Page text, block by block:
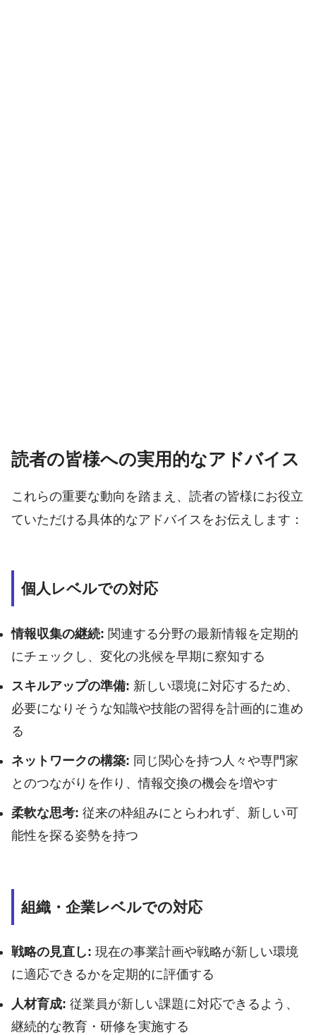
読者の皆様への実用的なアドバイス
これらの重要な動向を踏まえ、読者の皆様にお役立
ていただける具体的なアドバイスをお伝えします：
個人レベルでの対応
情報収集の継続: 関連する分野の最新情報を定期的
にチェックし、変化の兆候を早期に察知する
スキルアップの準備: 新しい環境に対応するため、
必要になりそうな知識や技能の習得を計画的に進め
る
ネットワークの構築: 同じ関心を持つ人々や専門家
とのつながりを作り、情報交換の機会を増やす
柔軟な思考: 従来の枠組みにとらわれず、新しい可
能性を探る姿勢を持つ
組織・企業レベルでの対応
戦略の見直し: 現在の事業計画や戦略が新しい環境
に適応できるかを定期的に評価する
人材育成: 従業員が新しい課題に対応できるよう、
継続的な教育・研修を実施する